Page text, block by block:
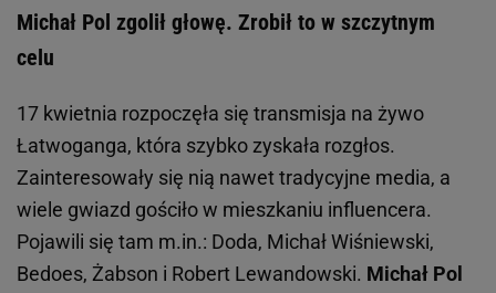
Michał Pol zgolił głowę. Zrobił to w szczytnym
celu
17 kwietnia rozpoczęła się transmisja na żywo
Łatwoganga, która szybko zyskała rozgłos.
Zainteresowały się nią nawet tradycyjne media, a
wiele gwiazd gościło w mieszkaniu influencera.
Pojawili się tam m.in.: Doda, Michał Wiśniewski,
Bedoes, Żabson i Robert Lewandowski. Michał Pol